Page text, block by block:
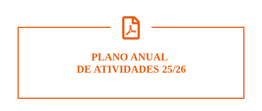
PLANO ANUAL
DE ATIVIDADES 25/26